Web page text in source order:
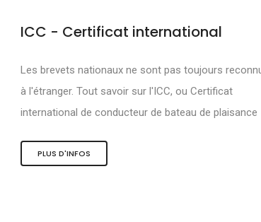
ICC - Certificat international
Les brevets nationaux ne sont pas toujours
à l'étranger. Tout savoir sur l'ICC, ou Certificat
international de conducteur de bateau de plaisance
PLUS D'INFOS